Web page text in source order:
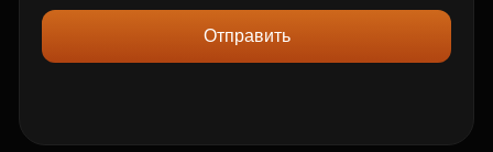
Отправить